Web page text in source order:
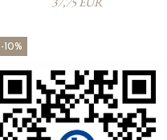
-10%